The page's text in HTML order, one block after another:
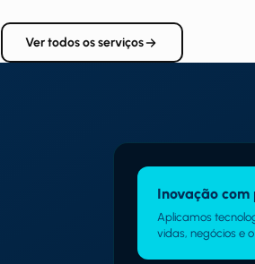
Ver todos os serviços
Inovação com
Aplicamos
vidas, negócios e